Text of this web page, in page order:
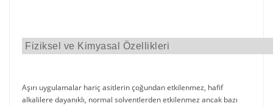
Fiziksel ve Kimyasal Özellikleri
Aşırı uygulamalar hariç asitlerin çoğundan etkilenmez, hafif
alkalilere dayanıklı, normal solventlerden etkilenmez ancak bazı